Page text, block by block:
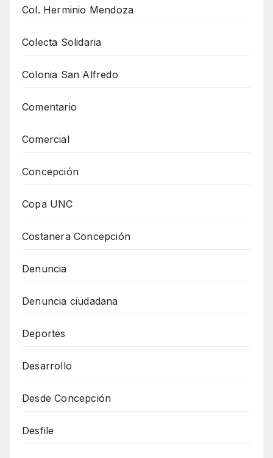
Col. Herminio Mendoza
Colecta Solidaria
Colonia San Alfredo
Comentario
Comercial
Concepción
Copa UNC
Costanera Concepción
Denuncia
Denuncia ciudadana
Deportes
Desarrollo
Desde Concepción
Desfile